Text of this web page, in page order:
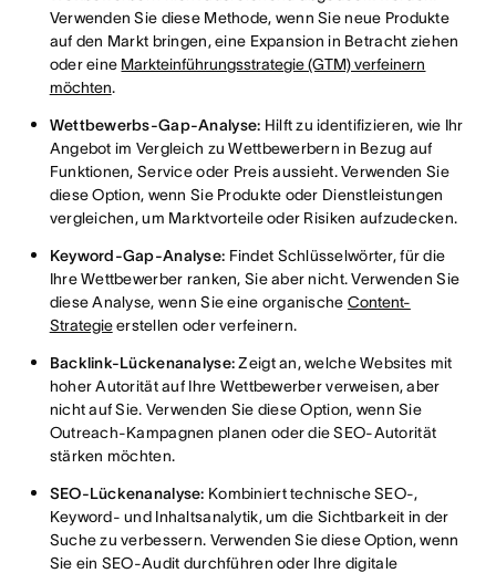
Verwenden Sie diese Methode, wenn Sie neue Produkte
auf den Markt bringen, eine Expansion in Betracht ziehen
oder eine Markteinführungsstrategie (GTM) verfeinern
möchten.
Wettbewerbs-Gap-Analyse: Hilft zu identifizieren, wie Ihr
Angebot im Vergleich zu Wettbewerbern in Bezug auf
Funktionen, Service oder Preis aussieht. Verwenden Sie
diese Option, wenn Sie Produkte oder Dienstleistungen
vergleichen, um Marktvorteile oder Risiken aufzudecken.
Keyword-Gap-Analyse: Findet Schlüsselwörter, für die
Ihre Wettbewerber ranken, Sie aber nicht. Verwenden Sie
diese Analyse, wenn Sie eine organische Content-
Strategieerstellen oder verfeinern.
Backlink-Lückenanalyse:Zeigt an, welche Websites mit
hoher Autorität auf Ihre Wettbewerber verweisen, aber
nicht auf Sie. Verwenden Sie diese Option, wenn Sie
Outreach-Kampagnen planen oder die SEO-Autorität
stärken möchten.
SEO-Lückenanalyse: Kombiniert technische SEO-,
Keyword- und Inhaltsanalytik, um die Sichtbarkeit in der
Suche zu verbessern. Verwenden Sie diese Option, wenn
Sie ein SEO-Audit durchführen oder Ihre digitale